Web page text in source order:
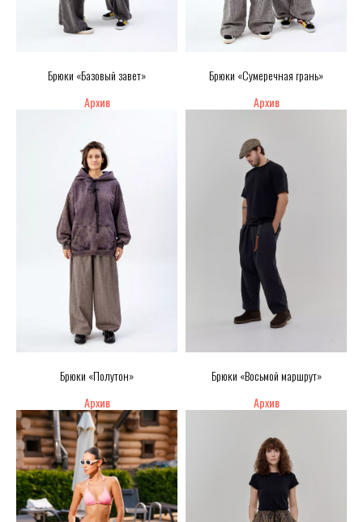
Брюки «Базовый завет» Брюки «Сумеречная грань»
Брюки «Полутон» Брюки «Восьмой маршрут»